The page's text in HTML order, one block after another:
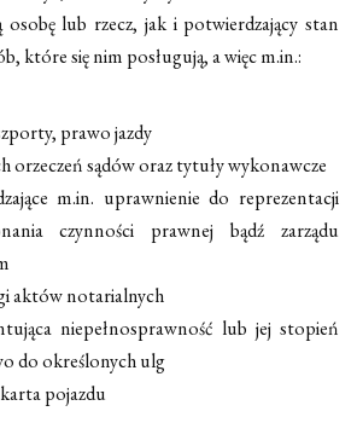
osobę lub rzecz, jak i potwierdzający stan
które się nim posługują, a więc m.in.:
prawo jazdy
orzeczeń sądów oraz tytuły wykonawcze
m.in. uprawnienie do reprezentacji
czynności prawnej bądź zarządu
aktów notarialnych
niepełnosprawność lub jej stopień
do określonych ulg
pojazdu